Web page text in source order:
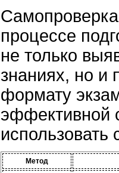
процессе
не только
знаниях, но и
формату
эффективной
Метод